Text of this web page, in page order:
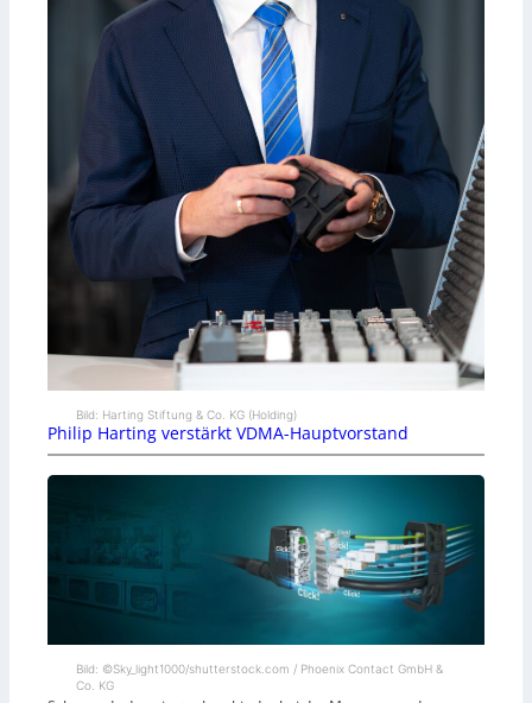
Bild: Harting Stiftung & Co. KG (Holding)
Philip Harting verstärkt VDMA-Hauptvorstand
Bild: ©Sky_light1000/shutterstock.com / Phoenix Contact GmbH &
Co. KG